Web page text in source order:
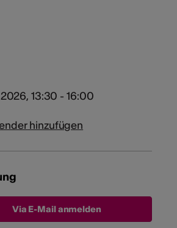
13:30 - 16:00
hinzufügen
Via E-Mail anmelden